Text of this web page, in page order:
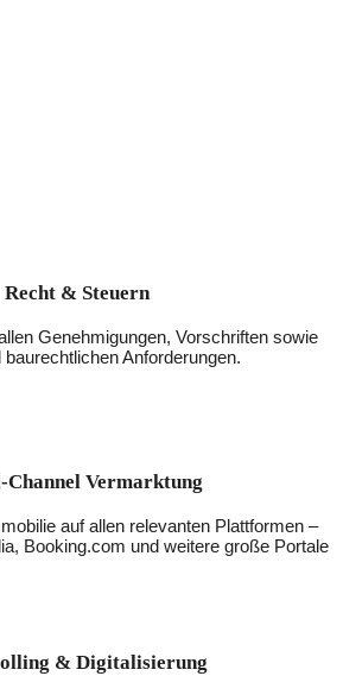
Recht & Steuern
Genehmigungen, Vorschriften sowie
Anforderungen.
Vermarktung
auf allen relevanten Plattformen –
Booking.com und weitere große Portale
& Digitalisierung